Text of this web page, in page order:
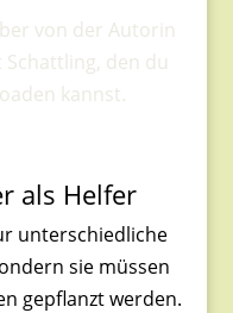
von der Autorin
den du
kannst.
als Helfer
unterschiedliche
sie müssen
gepflanzt werden.